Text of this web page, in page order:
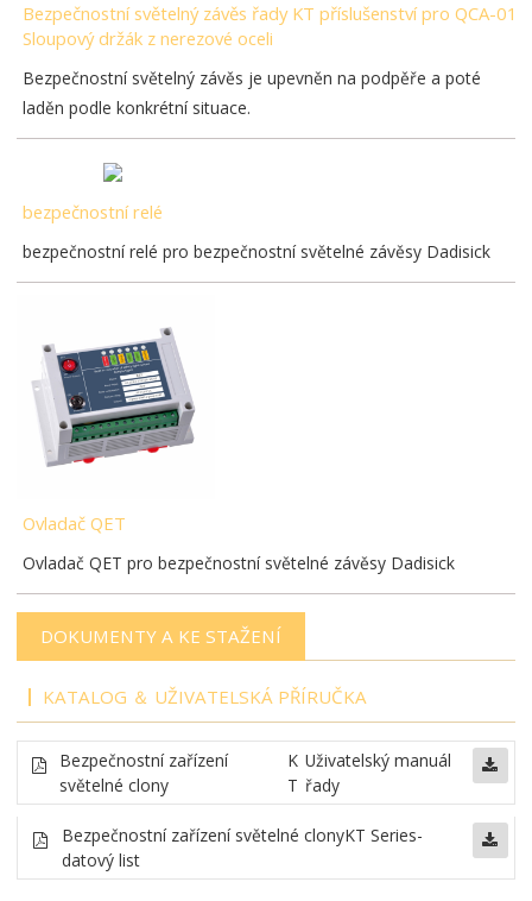
Bezpečnostní světelný závěs řady KT příslušenství pro QCA-01
Sloupový držák z nerezové oceli
Bezpečnostní světelný závěs je upevněn na podpěře a poté
laděn podle konkrétní situace.
bezpečnostní relé
bezpečnostní relé pro bezpečnostní světelné závěsy Dadisick
Ovladač QET
Ovladač QET pro bezpečnostní světelné závěsy Dadisick
DOKUMENTY A KE STAŽENÍ
KATALOG ＆ UŽIVATELSKÁ PŘÍRUČKA
Bezpečnostní zařízení
světelné clony
K
T
Uživatelský manuál
řady
Bezpečnostní zařízení světelné clonyKT Series-
datový list